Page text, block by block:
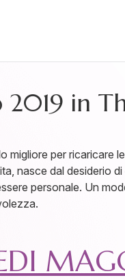
2019 in
migliore per ricaricare
nasce dal desiderio
personale. Un